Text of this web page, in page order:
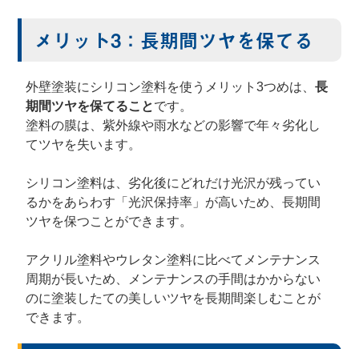
メリット3：長期間ツヤを保てる
外壁塗装にシリコン塗料を使うメリット3つめは、長
期間ツヤを保てることです。
塗料の膜は、紫外線や雨水などの影響で年々劣化し
てツヤを失います。
シリコン塗料は、劣化後にどれだけ光沢が残ってい
るかをあらわす「光沢保持率」が高いため、長期間
ツヤを保つことができます。
アクリル塗料やウレタン塗料に比べてメンテナンス
周期が長いため、メンテナンスの手間はかからない
のに塗装したての美しいツヤを長期間楽しむことが
できます。